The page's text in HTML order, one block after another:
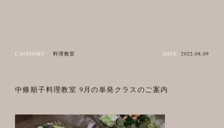
CATEGORY 料理教室 DATE 2022.08.09
中條順子料理教室 9月の単発クラスのご案内